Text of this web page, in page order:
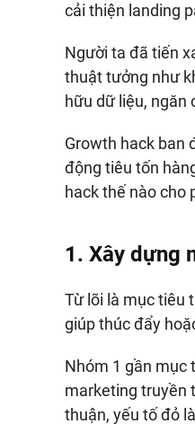
cải thiện landing
Người ta đã tiến
thuật tưởng như
hữu dữ liệu, ngăn
Growth hack ban
động tiêu tốn
hack thế nào cho
1. Xây dựng
Từ lõi là mục tiêu
giúp thúc đẩy
Nhóm 1 gần mục
marketing truyền
thuận, yếu tố đỏ